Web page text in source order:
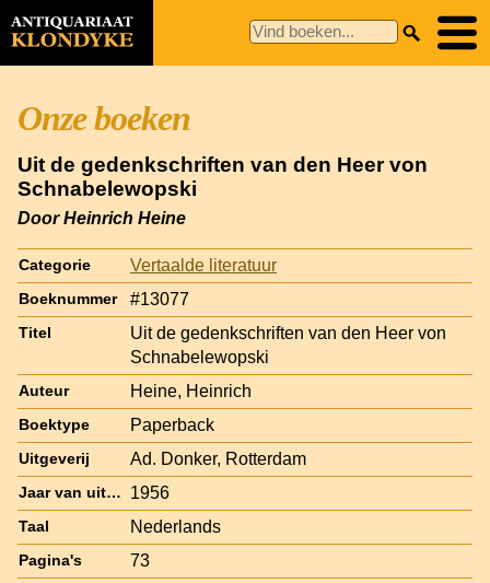
Onze boeken
Uit de gedenkschriften van den Heer von
Schnabelewopski
Door Heinrich Heine
Categorie Vertaalde literatuur
Boeknummer #13077
Titel
Uit de gedenkschriften van den Heer von
Schnabelewopski
Auteur Heine, Heinrich
Boektype Paperback
Uitgeverij Ad. Donker, Rotterdam
Jaar van uitgave 1956
Taal Nederlands
Pagina's 73